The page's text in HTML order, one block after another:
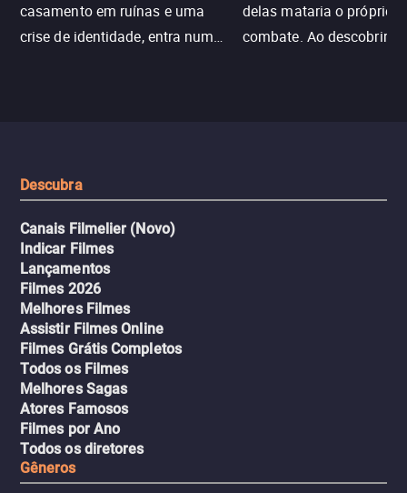
casamento em ruínas e uma
crise de identidade, entra num
delas mataria o próprio
combate. Ao descobrir a
Descubra
Canais Filmelier (Novo)
Indicar Filmes
Lançamentos
Filmes 2026
Melhores Filmes
Assistir Filmes Online
Filmes Grátis Completos
Todos os Filmes
Melhores Sagas
Atores Famosos
Filmes por Ano
Todos os diretores
Gêneros